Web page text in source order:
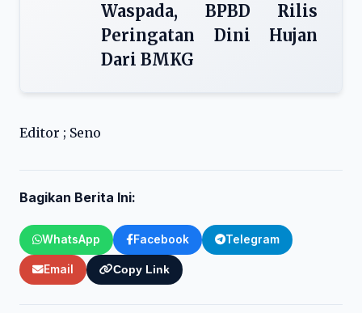
Waspada, BPBD Rilis
Peringatan Dini Hujan
Dari BMKG
Editor ; Seno
Bagikan Berita Ini:
WhatsApp Facebook Telegram
Email Copy Link